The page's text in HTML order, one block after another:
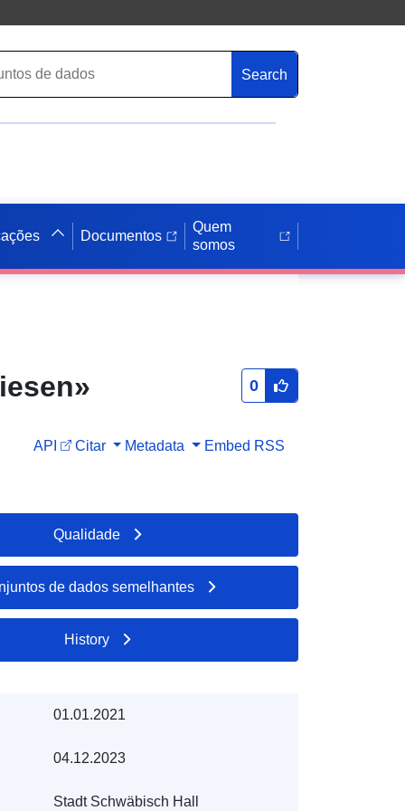
Search
Documentos
Quem
somos
0
API Citar Metadata Embed RSS
Qualidade
de dados semelhantes
History
01.01.2021
04.12.2023
Stadt Schwäbisch Hall